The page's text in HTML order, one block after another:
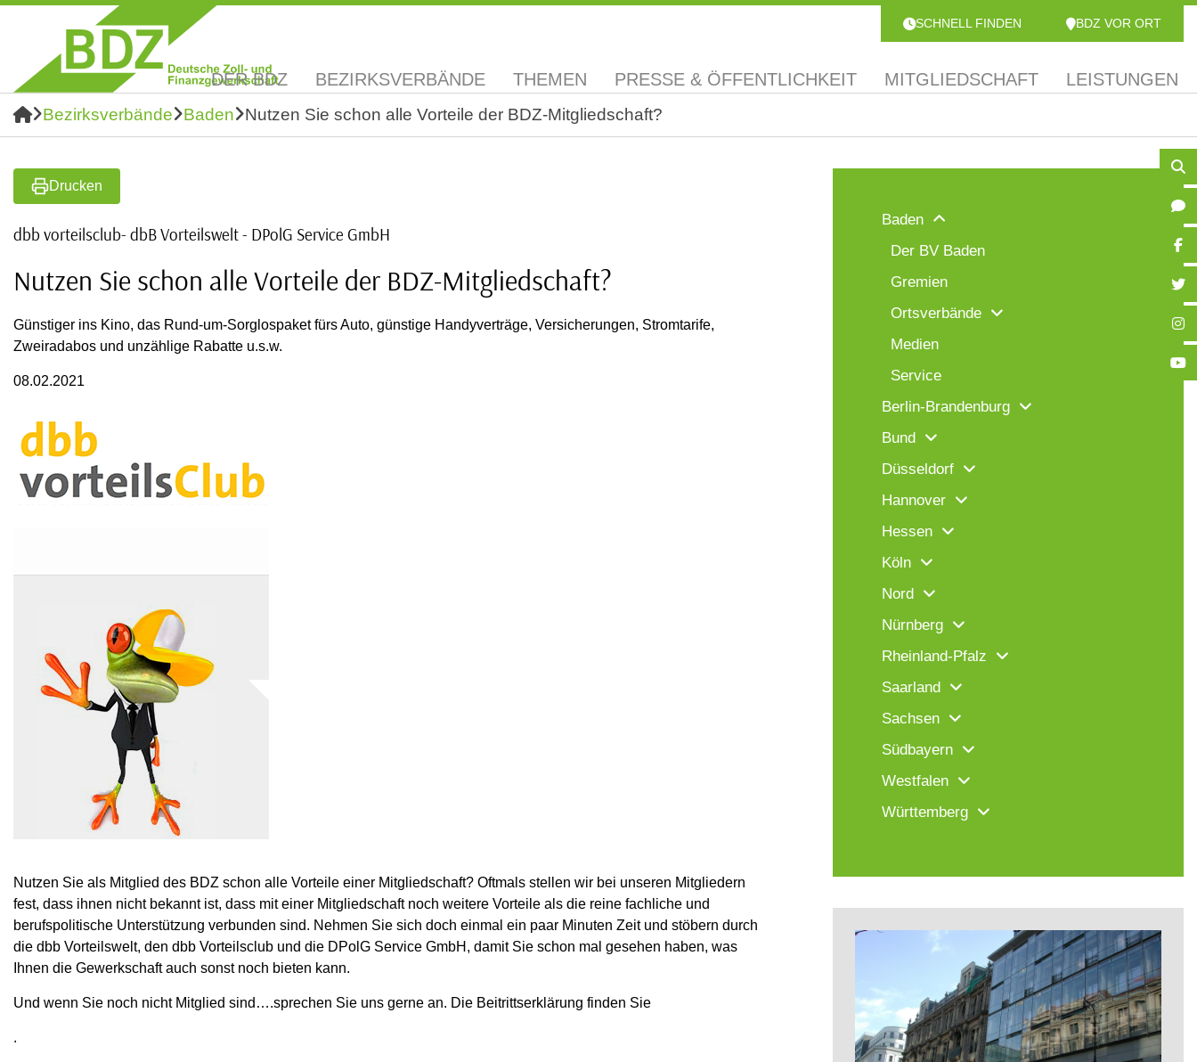
SCHNELL FINDEN BDZ VOR ORT
DER BDZ BEZIRKSVERBÄNDE THEMEN PRESSE & ÖFFENTLICHKEIT MITGLIEDSCHAFT LEISTUNGEN
Bezirksverbände Baden Nutzen Sie schon alle Vorteile der BDZ-Mitgliedschaft?
Drucken
dbb vorteilsclub- dbB Vorteilswelt - DPolG Service GmbH
Nutzen Sie schon alle Vorteile der BDZ-Mitgliedschaft?
Günstiger ins Kino, das Rund-um-Sorglospaket fürs Auto, günstige Handyverträge, Versicherungen, Stromtarife,
Zweiradabos und unzählige Rabatte u.s.w.
08.02.2021
Nutzen Sie als Mitglied des BDZ schon alle Vorteile einer Mitgliedschaft? Oftmals stellen wir bei unseren Mitgliedern
fest, dass ihnen nicht bekannt ist, dass mit einer Mitgliedschaft noch weitere Vorteile als die reine fachliche und
berufspolitische Unterstützung verbunden sind. Nehmen Sie sich doch einmal ein paar Minuten Zeit und stöbern durch
die dbb Vorteilswelt, den dbb Vorteilsclub und die DPolG Service GmbH, damit Sie schon mal gesehen haben, was
Ihnen die Gewerkschaft auch sonst noch bieten kann.
Und wenn Sie noch nicht Mitglied sind….sprechen Sie uns gerne an. Die Beitrittserklärung finden Sie
.
Baden
Der BV Baden
Gremien
Ortsverbände
Medien
Service
Berlin-Brandenburg
Bund
Düsseldorf
Hannover
Hessen
Köln
Nord
Nürnberg
Rheinland-Pfalz
Saarland
Sachsen
Südbayern
Westfalen
Württemberg